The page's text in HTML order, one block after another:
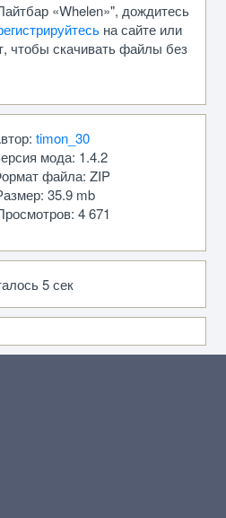
«Whelen»", дождитесь
на сайте или
чтобы скачивать файлы без
timon_30
мода: 1.4.2
файла: ZIP
35.9 mb
4 671
5 сек